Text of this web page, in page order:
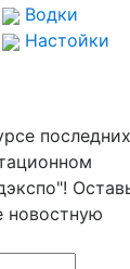
Водки
Настойки
последних
новостную